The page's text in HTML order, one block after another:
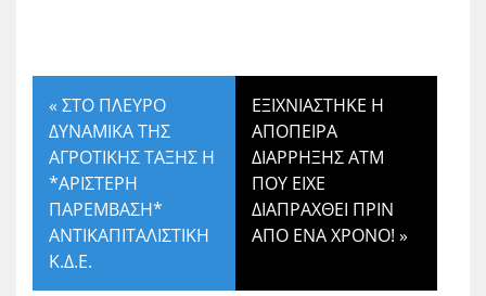
« ΣΤΟ ΠΛΕΥΡΟ
ΔΥΝΑΜΙΚΑ ΤΗΣ
ΑΓΡΟΤΙΚΗΣ ΤΑΞΗΣ Η
*ΑΡΙΣΤΕΡΗ
ΠΑΡΕΜΒΑΣΗ*
ΑΝΤΙΚΑΠΙΤΑΛΙΣΤΙΚΗ
Κ.Δ.Ε.
ΕΞΙΧΝΙΑΣΤΗΚΕ Η
ΑΠΟΠΕΙΡΑ
ΔΙΑΡΡΗΞΗΣ ΑΤΜ
ΠΟΥ ΕΙΧΕ
ΔΙΑΠΡΑΧΘΕΙ ΠΡΙΝ
ΑΠΟ ΕΝΑ ΧΡΟΝΟ! »